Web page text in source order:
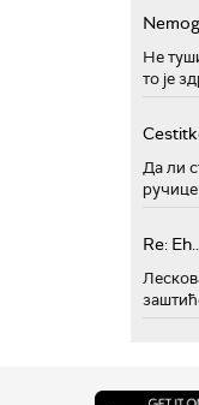
Не
то је
Да ли
Re: Eh...